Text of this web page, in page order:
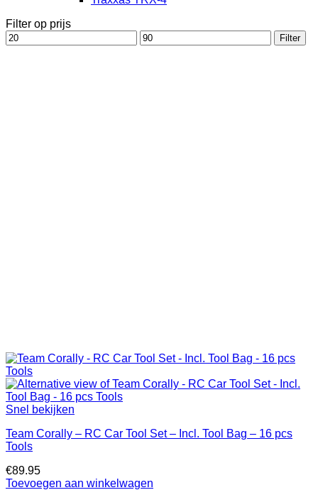
Filter op prijs
Min.
prijs
Max.
prijs
Filter
Snel bekijken
Team Corally – RC Car Tool Set – Incl. Tool Bag – 16 pcs
Tools
€89.95
Toevoegen aan winkelwagen